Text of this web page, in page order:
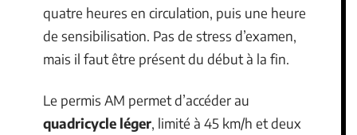
quatre heures en circulation, puis une heure
de sensibilisation. Pas de stress d’examen,
mais il faut être présent du début à la fin.
Le permis AM permet d’accéder au
quadricycle léger, limité à 45 km/h et deux